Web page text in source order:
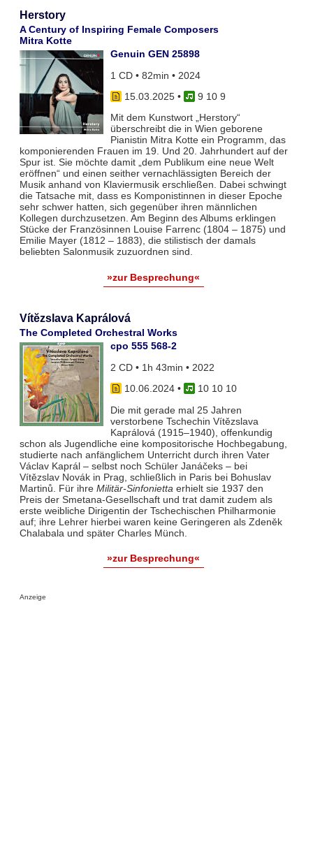
Herstory
A Century of Inspiring Female Composers
Mitra Kotte
Genuin GEN 25898
1 CD • 82min • 2024
15.03.2025•
9 10 9
Mit dem Kunstwort „Herstory“
überschreibt die in Wien geborene
Pianistin Mitra Kotte ein Programm, das
komponierenden Frauen im 19. Und 20. Jahrhundert auf der
Spur ist. Sie möchte damit „dem Publikum eine neue Welt
eröffnen“ und einen seither vernachlässigten Bereich der
Musik anhand von Klaviermusik erschließen. Dabei schwingt
die Tatsache mit, dass es Komponistinnen in dieser Epoche
sehr schwer hatten, sich gegenüber ihren männlichen
Kollegen durchzusetzen. Am Beginn des Albums erklingen
Stücke der Französinnen Louise Farrenc (1804 – 1875) und
Emilie Mayer (1812 – 1883), die stilistisch der damals
beliebten Salonmusik zuzuordnen sind.
»zur Besprechung«
Vítĕzslava Kaprálová
The Completed Orchestral Works
cpo 555 568-2
2 CD • 1h 43min • 2022
10.06.2024•
10 10 10
Die mit gerade mal 25 Jahren
verstorbene Tschechin Vítězslava
Kaprálová (1915‒1940), offenkundig
schon als Jugendliche eine kompositorische Hochbegabung,
studierte nach anfänglichem Unterricht durch ihren Vater
Václav Kaprál – selbst noch Schüler Janáčeks – bei
Vítězslav Novák in Prag, schließlich in Paris bei Bohuslav
Martinů. Für ihre Militär-Sinfonietta erhielt sie 1937 den
Preis der Smetana-Gesellschaft und trat damit zudem als
erste weibliche Dirigentin der Tschechischen Philharmonie
auf; ihre Lehrer hierbei waren keine Geringeren als Zdeněk
Chalabala und später Charles Münch.
»zur Besprechung«
Anzeige